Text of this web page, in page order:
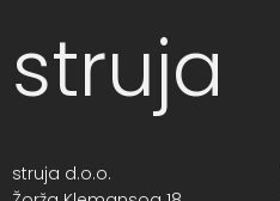
struja
struja d.o.o.